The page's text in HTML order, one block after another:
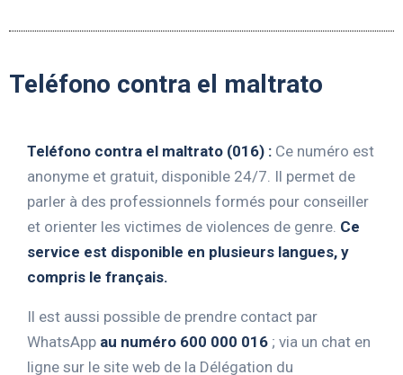
Teléfono contra el maltrato
Teléfono contra el maltrato (016) : Ce numéro est
anonyme et gratuit, disponible 24/7. Il permet de
parler à des professionnels formés pour conseiller
et orienter les victimes de violences de genre. Ce
service est disponible en plusieurs langues, y
compris le français.
Il est aussi possible de prendre contact par
WhatsApp au numéro 600 000 016 ; via un chat en
ligne sur le site web de la Délégation du